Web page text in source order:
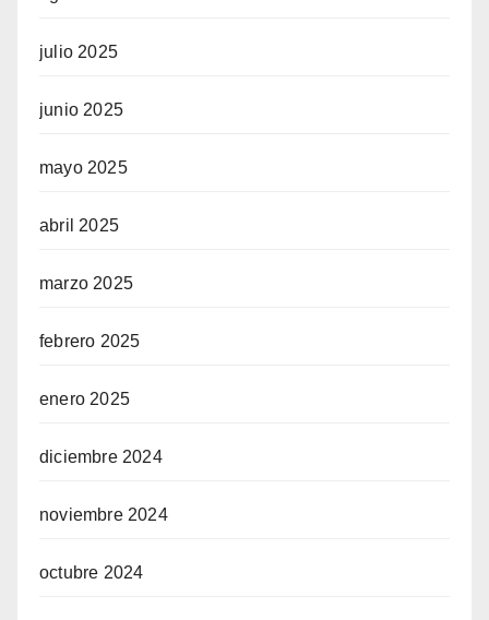
julio 2025
junio 2025
mayo 2025
abril 2025
marzo 2025
febrero 2025
enero 2025
diciembre 2024
noviembre 2024
octubre 2024